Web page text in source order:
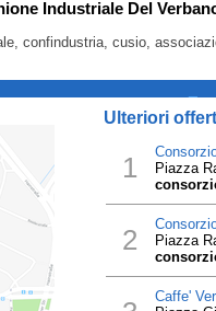
Industriale Del
confindustria, cusio,
Ulteriori
1
Piazza
2
Piazza
Caffe'